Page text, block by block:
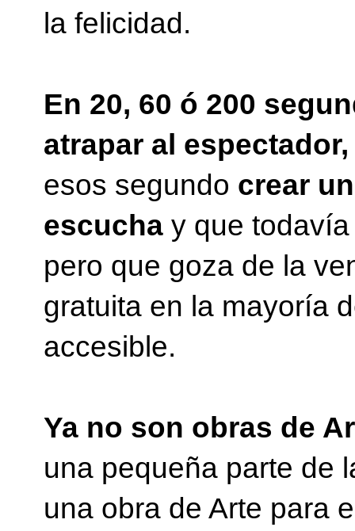
la felicidad.
En 20, 60 ó 200
atrapar al
esos segundo crear
escucha y que
pero que goza de la
gratuita en la mayoría
accesible.
Ya no son obras de
una pequeña parte de
una obra de Arte para